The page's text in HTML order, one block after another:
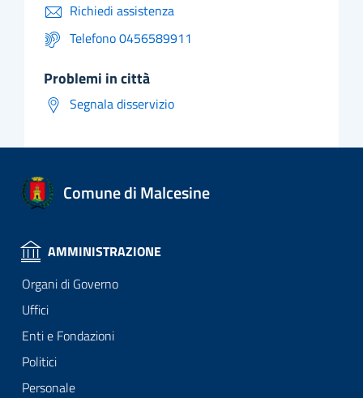
Richiedi assistenza
Telefono 0456589911
problemi in città
Segnala disservizio
Comune di Malcesine
AMMINISTRAZIONE
Organi di Governo
Uffici
Enti e Fondazioni
Politici
Personale